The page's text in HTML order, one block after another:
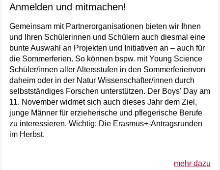
Anmelden und mitmachen!
Gemeinsam mit Partnerorganisationen bieten wir Ihnen
und Ihren Schülerinnen und Schülern auch diesmal eine
bunte Auswahl an Projekten und Initiativen an – auch für
die Sommerferien. So können bspw. mit Young Science
Schüler/innen aller Altersstufen in den Sommerferienvon
daheim oder in der Natur Wissenschafter/innen durch
selbstständiges Forschen unterstützen. Der Boys' Day am
11. November widmet sich auch dieses Jahr dem Ziel,
junge Männer für erzieherische und pflegerische Berufe
zu interessieren. Wichtig: Die Erasmus+-Antragsrunden
im Herbst.
mehr dazu